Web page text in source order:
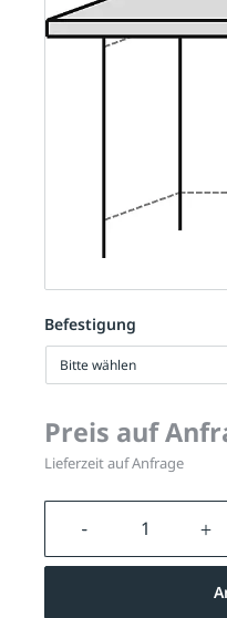
Befestigung
Bitte wählen
Preis auf
Lieferzeit auf Anfrage
Produkt